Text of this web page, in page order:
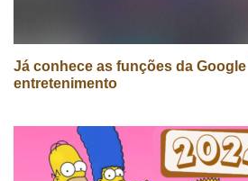
Já conhece as funções da
entretenimento